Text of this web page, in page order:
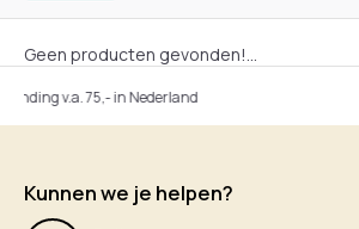
Geen producten gevonden!...
v.a. 75,- in Nederland
Kunnen we je helpen?